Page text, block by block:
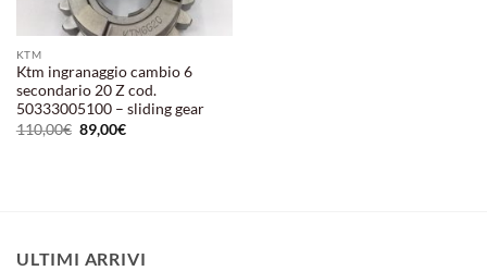
KTM
Ktm ingranaggio cambio 6
secondario 20 Z cod.
50333005100 – sliding gear
110,00€ Il
prezzo
89,00€Il
ULTIMI ARRIVI